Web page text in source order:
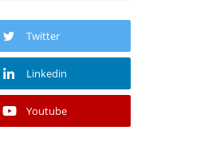
Twitter
Linkedin
Youtube